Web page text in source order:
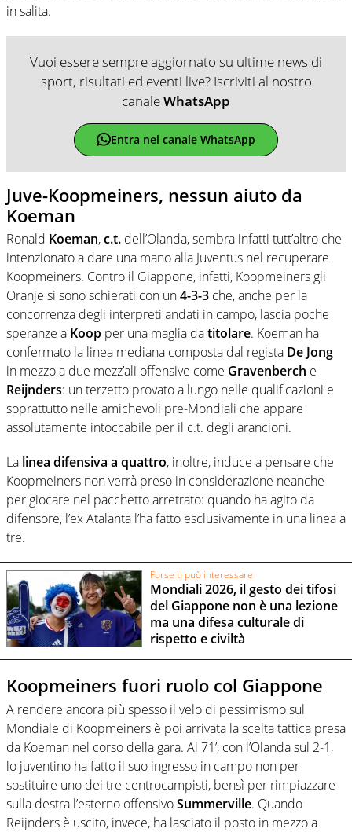
in salita.
Vuoi essere sempre aggiornato su ultime news di
sport, risultati ed eventi live? Iscriviti al nostro
canaleWhatsApp
Entra nel canale WhatsApp
Juve-Koopmeiners, nessun aiuto da
Koeman
Ronald Koeman,c.t. dell’Olanda, sembra infatti tutt’altro che
intenzionato a dare una mano alla Juventus nel recuperare
Koopmeiners. Contro il Giappone, infatti, Koopmeiners gli
Oranje si sono schierati con un4-3-3 che, anche per la
concorrenza degli interpreti andati in campo, lascia poche
speranze a Koop per una maglia datitolare. Koeman ha
confermato la linea mediana composta dal regista De Jong
in mezzo a due mezz’ali offensive come Gravenberch e
Reijnders: un terzetto provato a lungo nelle qualificazioni e
soprattutto nelle amichevoli pre-Mondiali che appare
assolutamente intoccabile per il c.t. degli arancioni.
La linea difensiva a quattro, inoltre, induce a pensare che
Koopmeiners non verrà preso in considerazione neanche
per giocare nel pacchetto arretrato: quando ha agito da
difensore, l’ex Atalanta l’ha fatto esclusivamente in una linea a
tre.
Forse ti può interessare
Mondiali 2026, il gesto dei tifosi
del Giappone non è una lezione
ma una difesa culturale di
rispetto e civiltà
Koopmeiners fuori ruolo col Giappone
A rendere ancora più spesso il velo di pessimismo sul
Mondiale di Koopmeiners è poi arrivata la scelta tattica presa
da Koeman nel corso della gara. Al 71’, con l’Olanda sul 2-1,
lo juventino ha fatto il suo ingresso in campo non per
sostituire uno dei tre centrocampisti, bensì per rimpiazzare
sulla destra l’esterno offensivoSummerville. Quando
Reijnders è uscito, invece, ha lasciato il posto in mezzo a